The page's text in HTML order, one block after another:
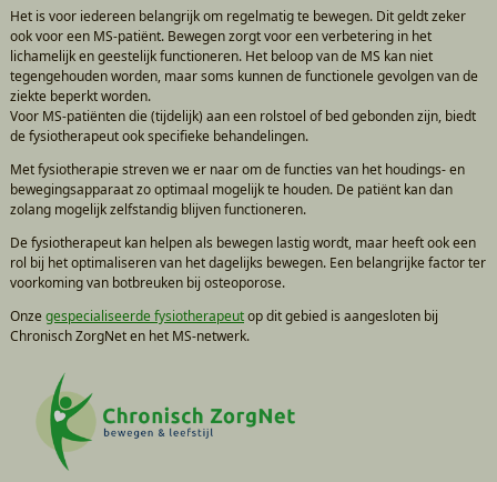
Het is voor iedereen belangrijk om regelmatig te bewegen. Dit geldt zeker
ook voor een MS-patiënt. Bewegen zorgt voor een verbetering in het
lichamelijk en geestelijk functioneren. Het beloop van de MS kan niet
tegengehouden worden, maar soms kunnen de functionele gevolgen van de
ziekte beperkt worden.
Voor MS-patiënten die (tijdelijk) aan een rolstoel of bed gebonden zijn, biedt
de fysiotherapeut ook specifieke behandelingen.
Met fysiotherapie streven we er naar om de functies van het houdings- en
bewegingsapparaat zo optimaal mogelijk te houden. De patiënt kan dan
zolang mogelijk zelfstandig blijven functioneren.
De fysiotherapeut kan helpen als bewegen lastig wordt, maar heeft ook een
rol bij het optimaliseren van het dagelijks bewegen. Een belangrijke factor ter
voorkoming van botbreuken bij osteoporose.
Onzegespecialiseerde fysiotherapeutop dit gebied is aangesloten bij
Chronisch ZorgNet en het MS-netwerk.